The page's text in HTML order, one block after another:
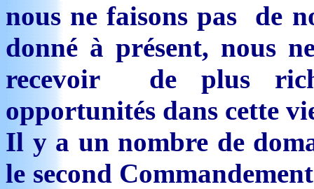
nous ne faisons pas de
donné à présent, nous
recevoir de plus
opportunités dans cette
Il y a un nombre de
le second